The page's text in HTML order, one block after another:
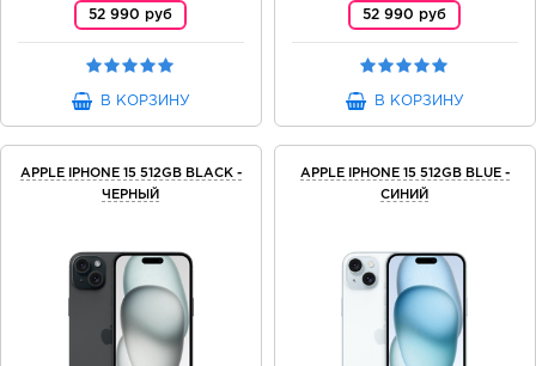
52 990 руб
В КОРЗИНУ
52 990 руб
В КОРЗИНУ
APPLE IPHONE 15 512GB BLACK -
ЧЕРНЫЙ
APPLE IPHONE 15 512GB BLUE -
СИНИЙ